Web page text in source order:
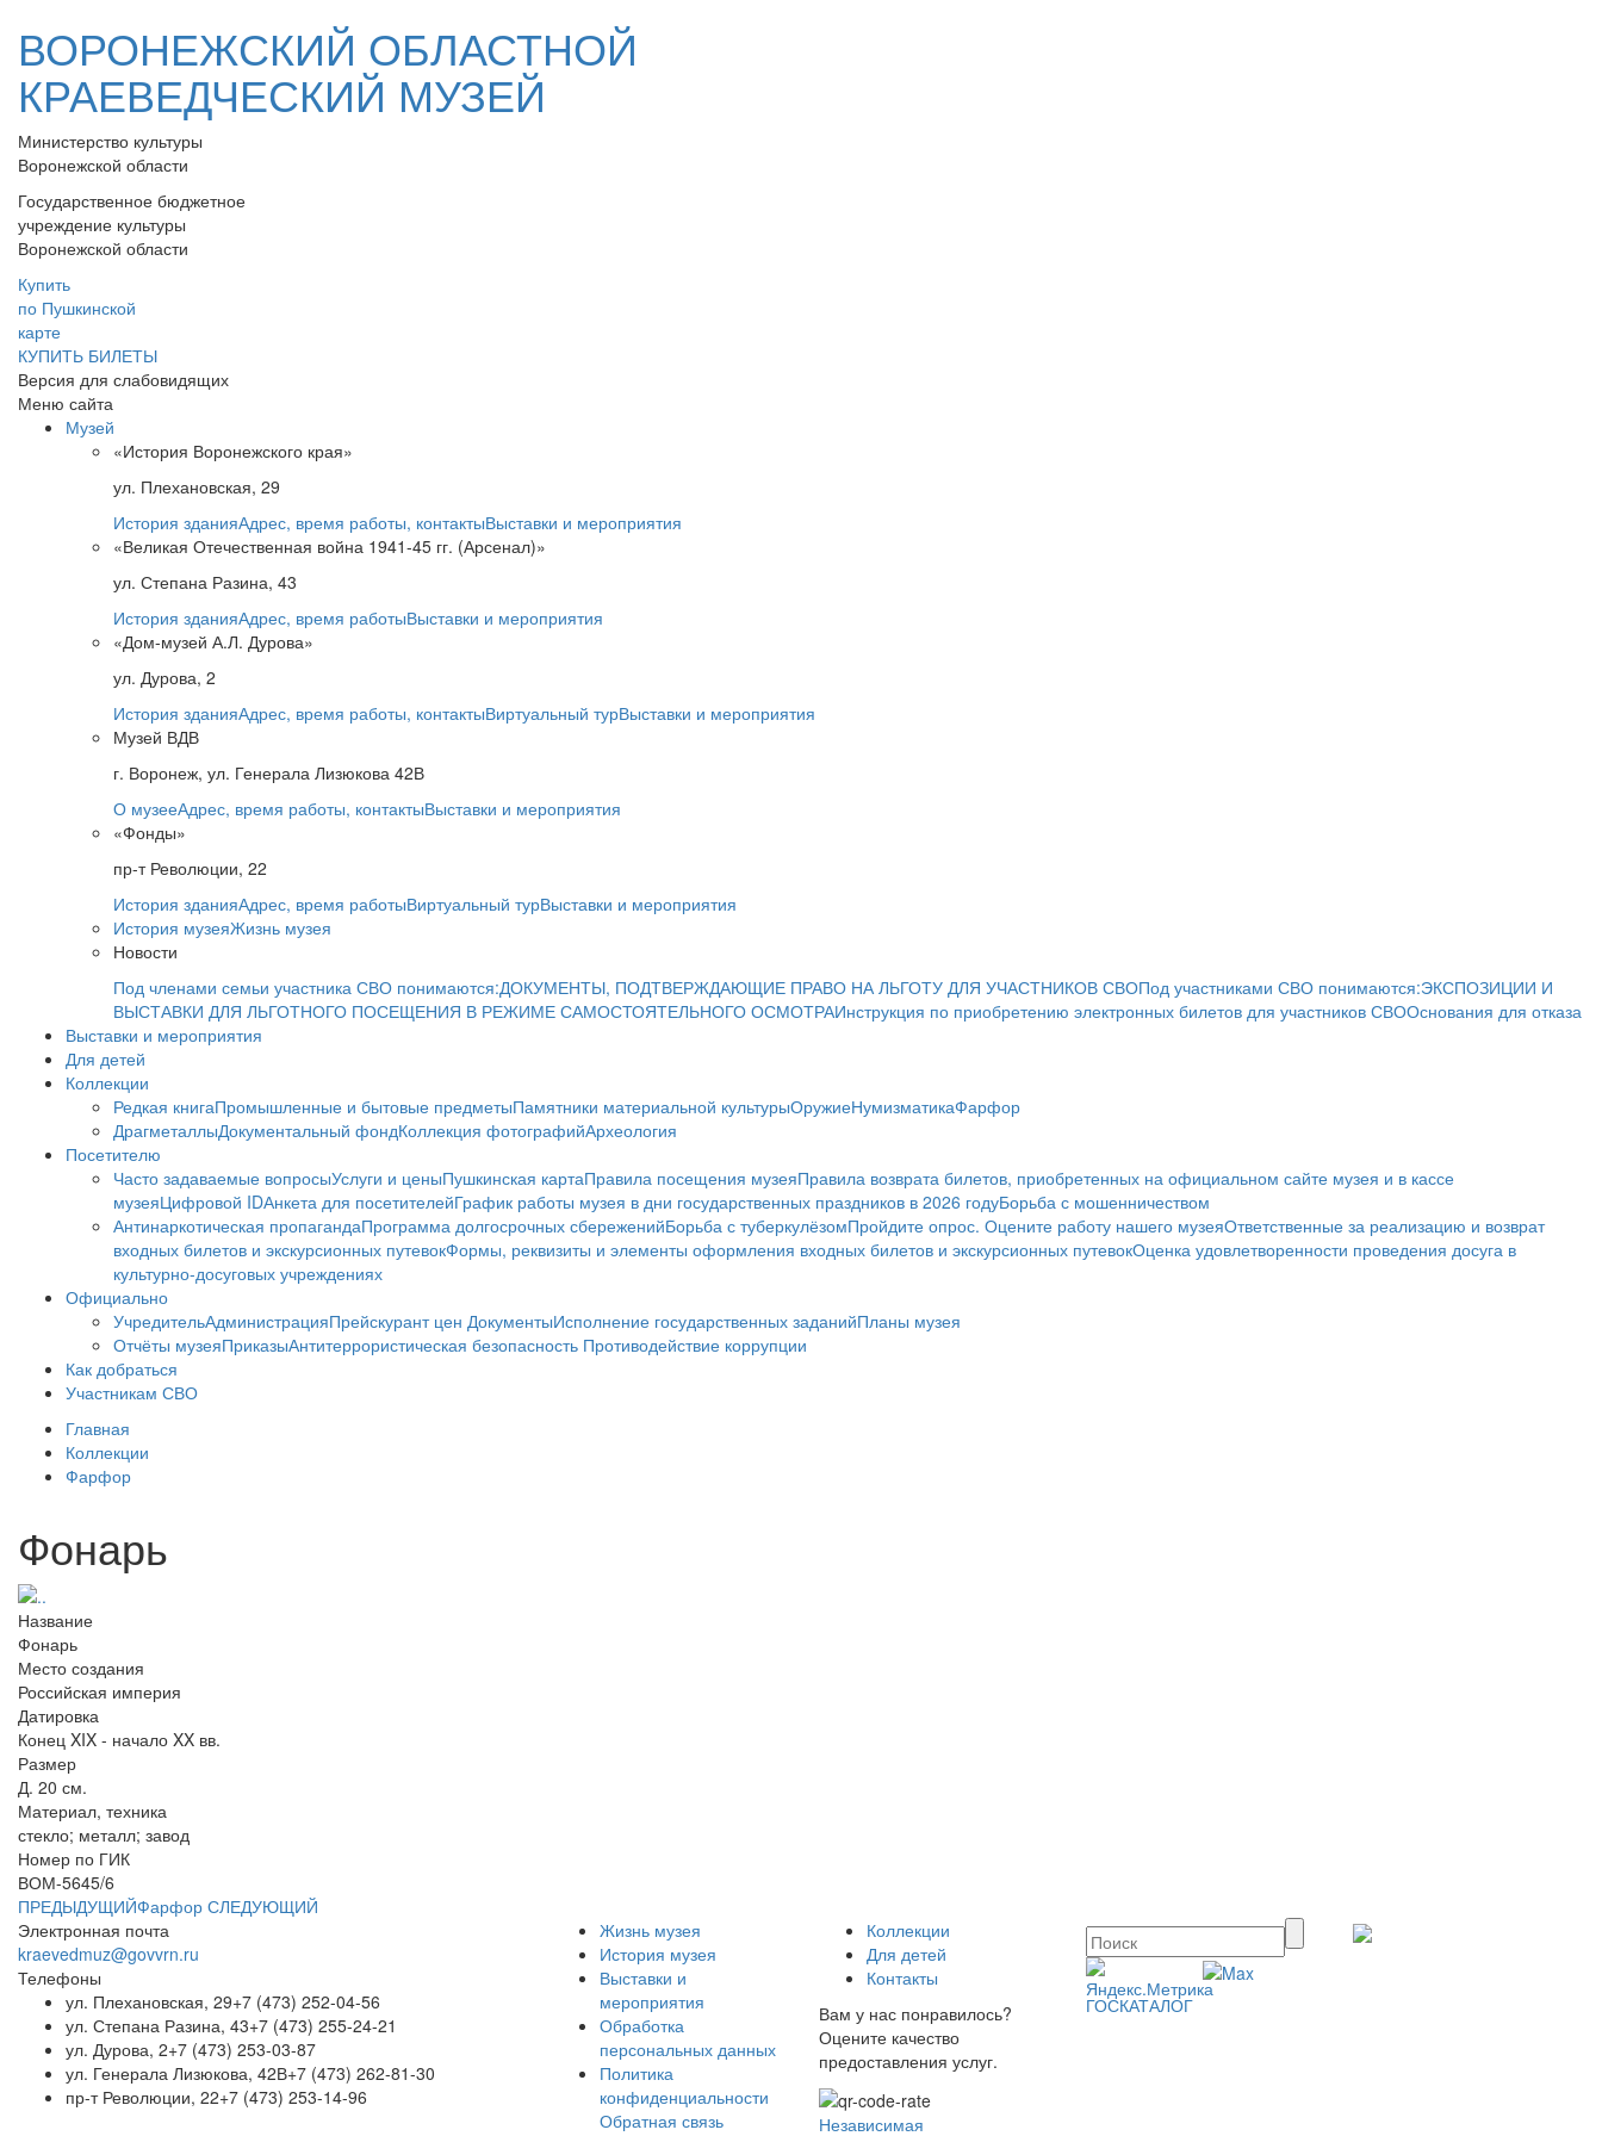
ВОРОНЕЖСКИЙ ОБЛАСТНОЙ
КРАЕВЕДЧЕСКИЙ МУЗЕЙ
Министерство культуры
Воронежской области
Государственное бюджетное
учреждение культуры
Воронежской области
Купить
по Пушкинской
карте
КУПИТЬ БИЛЕТЫ
Версия для слабовидящих
Меню сайта
Музей
«История Воронежского края»
ул. Плехановская, 29
История зданияАдрес, время работы, контактыВыставки и мероприятия
«Великая Отечественная война 1941-45 гг. (Арсенал)»
ул. Степана Разина, 43
История зданияАдрес, время работыВыставки и мероприятия
«Дом-музей А.Л. Дурова»
ул. Дурова, 2
История зданияАдрес, время работы, контактыВиртуальный турВыставки и мероприятия
Музей ВДВ
г. Воронеж, ул. Генерала Лизюкова 42В
О музееАдрес, время работы, контактыВыставки и мероприятия
«Фонды»
пр-т Революции, 22
История зданияАдрес, время работыВиртуальный турВыставки и мероприятия
История музеяЖизнь музея
Новости
Под членами семьи участника СВО понимаются:ДОКУМЕНТЫ, ПОДТВЕРЖДАЮЩИЕ ПРАВО НА ЛЬГОТУ ДЛЯ УЧАСТНИКОВ СВОПод участниками СВО понимаются:ЭКСПОЗИЦИИ И
ВЫСТАВКИ ДЛЯ ЛЬГОТНОГО ПОСЕЩЕНИЯ В РЕЖИМЕ САМОСТОЯТЕЛЬНОГО ОСМОТРАИнструкция по приобретению электронных билетов для участников СВООснования для отказа
Выставки и мероприятия
Для детей
Коллекции
Редкая книгаПромышленные и бытовые предметыПамятники материальной культурыОружиеНумизматикаФарфор
ДрагметаллыДокументальный фондКоллекция фотографийАрхеология
Посетителю
Часто задаваемые вопросыУслуги и ценыПушкинская картаПравила посещения музеяПравила возврата билетов, приобретенных на официальном сайте музея и в кассе
музеяЦифровой IDАнкета для посетителейГрафик работы музея в дни государственных праздников в 2026 годуБорьба с мошенничеством
Антинаркотическая пропагандаПрограмма долгосрочных сбереженийБорьба с туберкулёзомПройдите опрос. Оцените работу нашего музеяОтветственные за реализацию и возврат
входных билетов и экскурсионных путевокФормы, реквизиты и элементы оформления входных билетов и экскурсионных путевокОценка удовлетворенности проведения досуга в
культурно-досуговых учреждениях
Официально
УчредительАдминистрацияПрейскурант цен ДокументыИсполнение государственных заданийПланы музея
Отчёты музеяПриказыАнтитеррористическая безопасность Противодействие коррупции
Как добраться
Участникам СВО
Главная
Коллекции
Фарфор
Фонарь
Название
Фонарь
Место создания
Российская империя
Датировка
Конец XIX - начало XX вв.
Размер
Д. 20 см.
Материал, техника
стекло; металл; завод
Номер по ГИК
ВОМ-5645/6
ПРЕДЫДУЩИЙФарфор СЛЕДУЮЩИЙ
Электронная почта
kraevedmuz@govvrn.ru
Телефоны
ул. Плехановская, 29+7 (473) 252-04-56
ул. Степана Разина, 43+7 (473) 255-24-21
ул. Дурова, 2+7 (473) 253-03-87
ул. Генерала Лизюкова, 42В+7 (473) 262-81-30
пр-т Революции, 22+7 (473) 253-14-96
Жизнь музея
История музея
Выставки и
мероприятия
Обработка
персональных данных
Политика
конфиденциальности
Обратная связь
Коллекции
Для детей
Контакты
Вам у нас понравилось?
Оцените качество
предоставления услуг.
Независимая
ГОСКАТАЛОГ